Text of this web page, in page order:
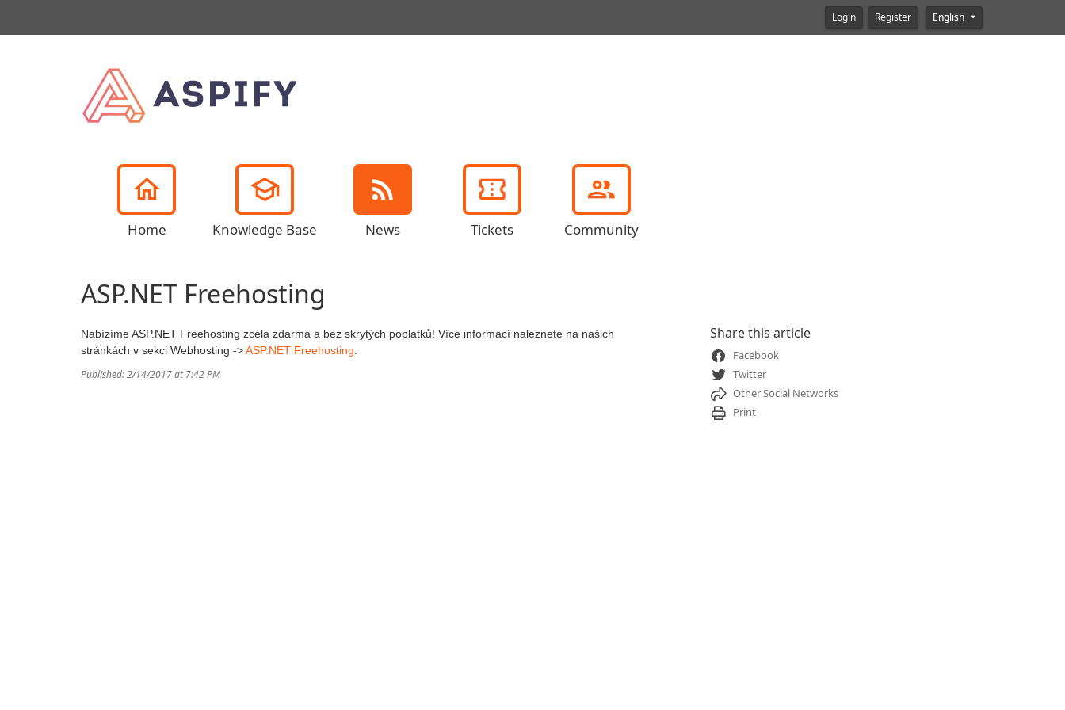
Login Register English
Home Knowledge Base News Tickets Community
ASP.NET Freehosting
Nabízíme ASP.NET Freehosting zcela zdarma a bez skrytých poplatků! Více informací naleznete na našich
stránkách v sekci Webhosting ->ASP.NET Freehosting.
Published: 2/14/2017 at 7:42 PM
Share this article
Facebook
Twitter
Other Social Networks
Print